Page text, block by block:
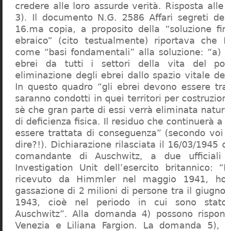
credere alle loro assurde verità. Risposta
3). Il documento N.G. 2586 Affari segreti
16.ma copia, a proposito della “soluzione
ebraico” (cito testualmente) riportava che
come “basi fondamentali” alla soluzione:
ebrei da tutti i settori della vita del
eliminazione degli ebrei dallo spazio vitale
In questo quadro “gli ebrei devono essere
saranno condotti in quei territori per
sè che gran parte di essi verrà eliminata
di deficienza fisica. Il residuo che continuerà
essere trattata di conseguenza” (secondo
dire?!). Dichiarazione rilasciata il 16/03/1945
comandante di Auschwitz, a due
Investigation Unit dell’esercito britannico:
ricevuto da Himmler nel maggio 1941,
gassazione di 2 milioni di persone tra il
1943, cioè nel periodo in cui sono
Auschwitz”. Alla domanda 4) possono
Venezia e Liliana Fargion. La domanda